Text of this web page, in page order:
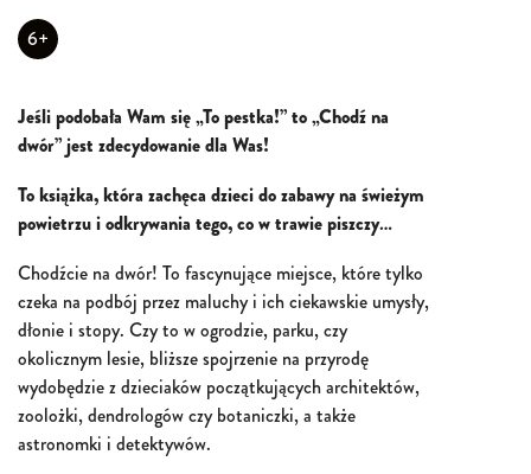
6+
Jeśli podobała Wam się „To pestka!” to „Chodź na
dwór” jest zdecydowanie dla Was!
To książka, która zachęca dzieci do zabawy na świeżym
powietrzu i odkrywania tego, co w trawie piszczy…
Chodźcie na dwór! To fascynujące miejsce, które tylko
czeka na podbój przez maluchy i ich ciekawskie umysły,
dłonie i stopy. Czy to w ogrodzie, parku, czy
okolicznym lesie, bliższe spojrzenie na przyrodę
wydobędzie z dzieciaków początkujących architektów,
zoolożki, dendrologów czy botaniczki, a także
astronomki i detektywów.